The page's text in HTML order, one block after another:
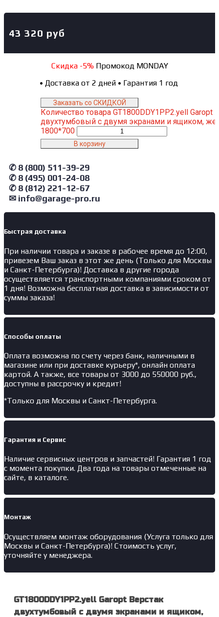
43 320 руб
Скидка -5%Промокод MONDAY
• Доставка от 2 дней • Гарантия 1 год
Заказать со СКИДКОЙ
Количество товара GT1800DDY1PP2.yell Garopt
двухтумбовый с двумя экранами и ящиком,
1800*700
В корзину
✆ 8 (800) 511-39-29
✆ 8 (495) 001-24-08
✆ 8 (812) 221-12-67
✉ info@garage-pro.ru
Быстрая доставка
При наличии товара и заказе в рабочее время до 12:00,
привезем Ваш заказ в этот же день (Только для Москвы
и Санкт-Петербурга)! Доставка в другие города
осуществляется транспортными компаниями сроком от
1 дня! Возможна бесплатная доставка в зависимости от
суммы заказа!
Способы оплаты
Оплата возможна по счету через банк, наличными в
магазине или при доставке курьеру*, онлайн оплата
картой. А также, все товары от 3000 до 550000 руб.,
доступны в рассрочку и кредит!
*Только для Москвы и Санкт-Петербурга.
Гарантия и Сервис
Наличие сервисных центров и запчастей! Гарантия 1 год
с момента покупки. Два года на товары отмеченные на
сайте, в каталоге.
Монтаж
Осуществляем монтаж оборудования (Услуга только для
Москвы и Санкт-Петербурга)! Стоимость услуг,
уточняйте у менеджера.
GT1800DDY1PP2.yell Garopt Верстак
двухтумбовый с двумя экранами и ящиком,